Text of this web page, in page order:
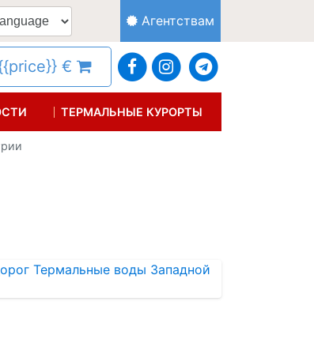
Агентствам
€
ТЕРМАЛЬНЫЕ КУРОРТЫ